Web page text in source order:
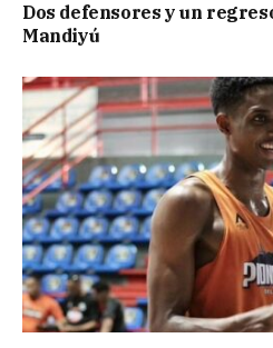
Dos defensores y un
Mandiyú